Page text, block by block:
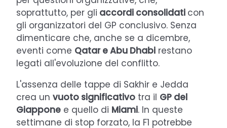
soprattutto, per gli accordi consolidati con
gli organizzatori del GP conclusivo. Senza
dimenticare che, anche se a dicembre,
eventi come Qatar e Abu Dhabi restano
legati all'evoluzione del conflitto.
L'assenza delle tappe di Sakhir e Jedda
crea un vuoto significativo tra il GP del
Giappone e quello di Miami. In queste
settimane di stop forzato, la F1 potrebbe